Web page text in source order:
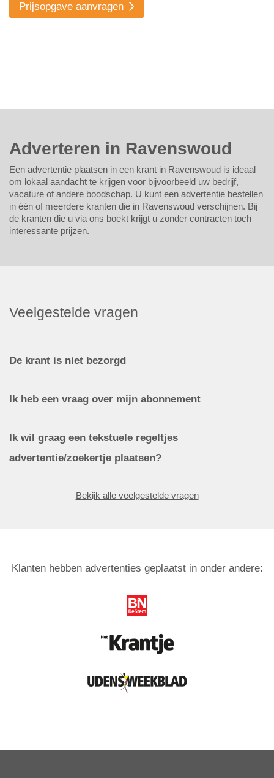
Prijsopgave aanvragen
Adverteren in Ravenswoud
Een advertentie plaatsen in een krant in Ravenswoud is ideaal
om lokaal aandacht te krijgen voor bijvoorbeeld uw bedrijf,
vacature of andere boodschap. U kunt een advertentie bestellen
in één of meerdere kranten die in Ravenswoud verschijnen. Bij
de kranten die u via ons boekt krijgt u zonder contracten toch
interessante prijzen.
Veelgestelde vragen
De krant is niet bezorgd
Ik heb een vraag over mijn abonnement
Ik wil graag een tekstuele regeltjes
advertentie/zoekertje plaatsen?
Bekijk alle veelgestelde vragen
Klanten hebben advertenties geplaatst in onder andere: